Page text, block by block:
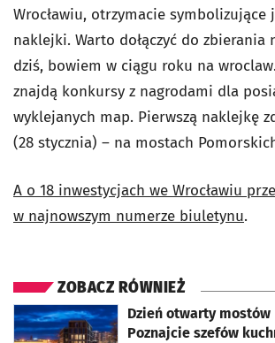
Wrocławiu, otrzymacie symbolizujące
naklejki. Warto dołączyć do zbierania
dziś, bowiem w ciągu roku na
znajdą konkursy z nagrodami dla
wyklejanych map. Pierwszą naklejkę
(28 stycznia) – na mostach
A o 18 inwestycjach we Wrocławiu
w najnowszym numerze biuletynu.
ZOBACZ RÓWNIEŻ
Dzień otwarty
Poznajcie szefów
otworzy się w nowej karcie